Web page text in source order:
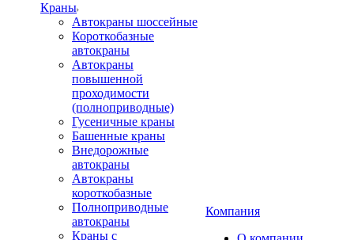
Краны
Автокраны шоссейные
Короткобазные
автокраны
Автокраны
повышенной
проходимости
(полноприводные)
Гусеничные краны
Башенные краны
Внедорожные
автокраны
Автокраны
короткобазные
Полноприводные
автокраны
Краны с
Компания